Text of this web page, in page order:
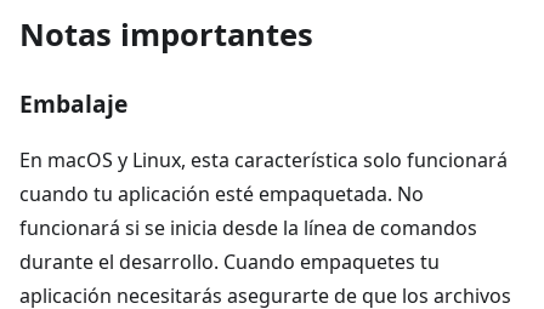
Notas importantes
Embalaje
En macOS y Linux, esta característica solo funcionará
cuando tu aplicación esté empaquetada. No
funcionará si se inicia desde la línea de comandos
durante el desarrollo. Cuando empaquetes tu
aplicación necesitarás asegurarte de que los archivos